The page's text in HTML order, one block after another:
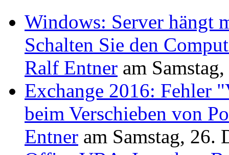
Windows: Server hängt
Schalten Sie den
Ralf Entner am
Exchange 2016: Fehler
beim Verschieben von
Entner am Samstag, 26.